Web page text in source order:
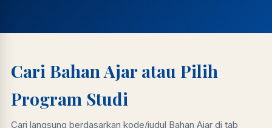
Cari Bahan Ajar atau Pilih
Program Studi
Cari langsung berdasarkan kode/judul Bahan Ajar di tab
LIBNARA
LIBRARY NAVIGASI AKSES
REFERENSI AKADEMIK
Online A±